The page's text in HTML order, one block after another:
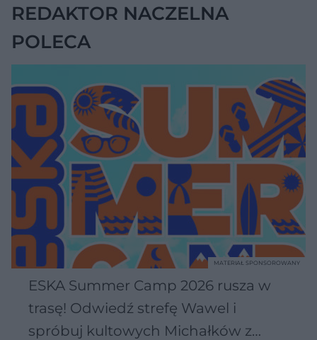
REDAKTOR NACZELNA
POLECA
ESKA Summer Camp 2026 rusza w
trasę! Odwiedź strefę Wawel i
spróbuj kultowych Michałków z
MATERIAŁ SPONSOROWANY